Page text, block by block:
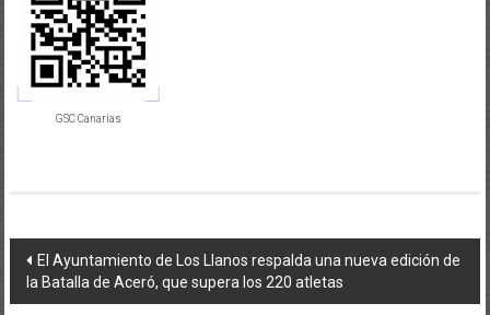
GSC Canarias
Navegación
de
El Ayuntamiento de Los Llanos respalda una nueva edición de
la Batalla de Aceró, que supera los 220 atletas